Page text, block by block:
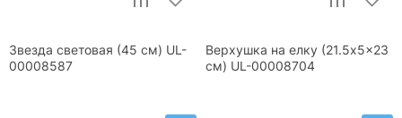
Звезда световая (45 см) UL-
00008587
Верхушка на елку (21.5x5x23
см) UL-00008704